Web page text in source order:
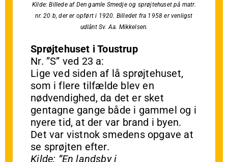
Kilde: Billede af Den gamle Smedje og sprøjtehuset på matr.
nr. 20 b, der er opført i 1920. Billedet fra 1958 er venligst
udlånt Sv. Aa. Mikkelsen.
Sprøjtehuset i Toustrup
Nr. ”S” ved 23 a:
Lige ved siden af lå sprøjtehuset,
som i flere tilfælde blev en
nødvendighed, da det er sket
gentagne gange både i gammel og i
nyere tid, at der var brand i byen.
Det var vistnok smedens opgave at
se sprøjten efter.
Kilde: ”En landsby i